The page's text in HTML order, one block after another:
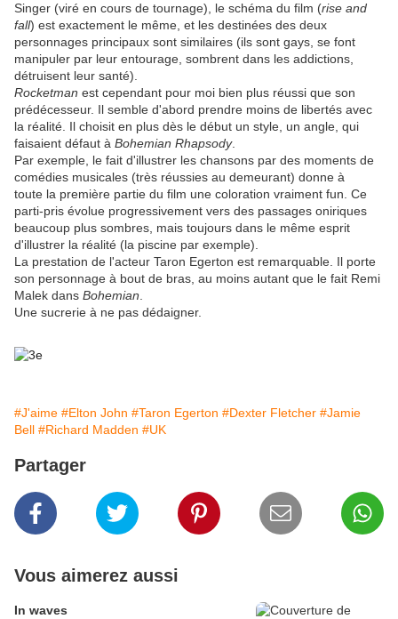
Singer (viré en cours de tournage), le schéma du film (rise and
fall) est exactement le même, et les destinées des deux
personnages principaux sont similaires (ils sont gays, se font
manipuler par leur entourage, sombrent dans les addictions,
détruisent leur santé).
Rocketman est cependant pour moi bien plus réussi que son
prédécesseur. Il semble d'abord prendre moins de libertés avec
la réalité. Il choisit en plus dès le début un style, un angle, qui
faisaient défaut à Bohemian Rhapsody.
Par exemple, le fait d'illustrer les chansons par des moments de
comédies musicales (très réussies au demeurant) donne à
toute la première partie du film une coloration vraiment fun. Ce
parti-pris évolue progressivement vers des passages oniriques
beaucoup plus sombres, mais toujours dans le même esprit
d'illustrer la réalité (la piscine par exemple).
La prestation de l'acteur Taron Egerton est remarquable. Il porte
son personnage à bout de bras, au moins autant que le fait Remi
Malek dans Bohemian
Une sucrerie à ne pas dédaigner.
#J'aime #Elton John #Taron Egerton #Dexter Fletcher #Jamie
Bell #Richard Madden #UK
Partager
Vous aimerez aussi
In waves